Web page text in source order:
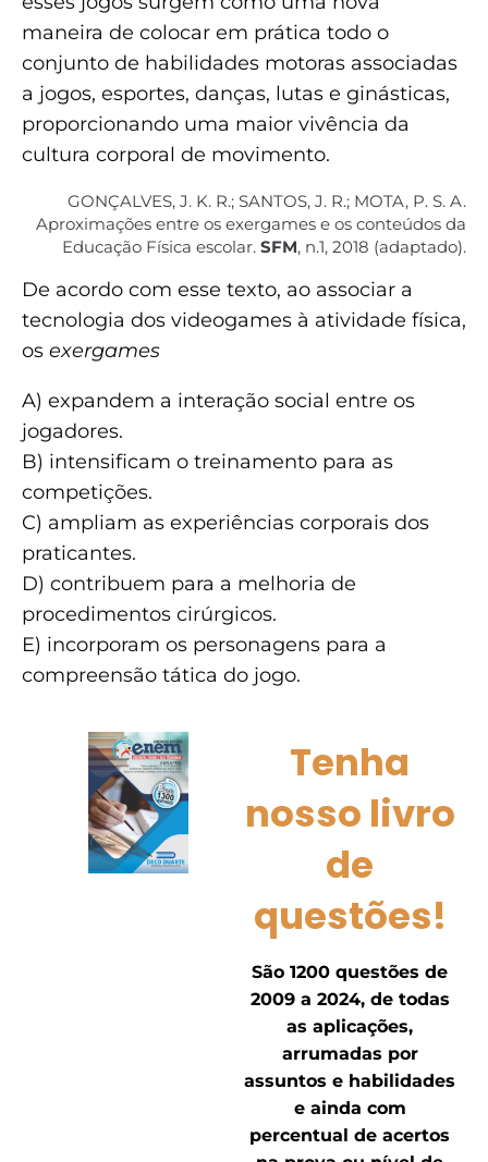
maneira de colocar em prática todo o
conjunto de habilidades motoras associadas
a jogos, esportes, danças, lutas e ginásticas,
proporcionando uma maior vivência da
cultura corporal de movimento.
GONÇALVES, J. K. R.; SANTOS, J. R.; MOTA, P. S. A.
Aproximações entre os exergames e os conteúdos da
Educação Física escolar. SFM, n.1, 2018 (adaptado).
De acordo com esse texto, ao associar a
tecnologia dos videogames à atividade física,
os exergames
A) expandem a interação social entre os
jogadores.
B) intensificam o treinamento para as
competições.
C) ampliam as experiências corporais dos
praticantes.
D) contribuem para a melhoria de
procedimentos cirúrgicos.
E) incorporam os personagens para a
compreensão tática do jogo.
Tenha
nosso livro
de
questões!
São 1200 questões de
2009 a 2024, de todas
as aplicações,
arrumadas por
assuntos e habilidades
e ainda com
percentual de acertos